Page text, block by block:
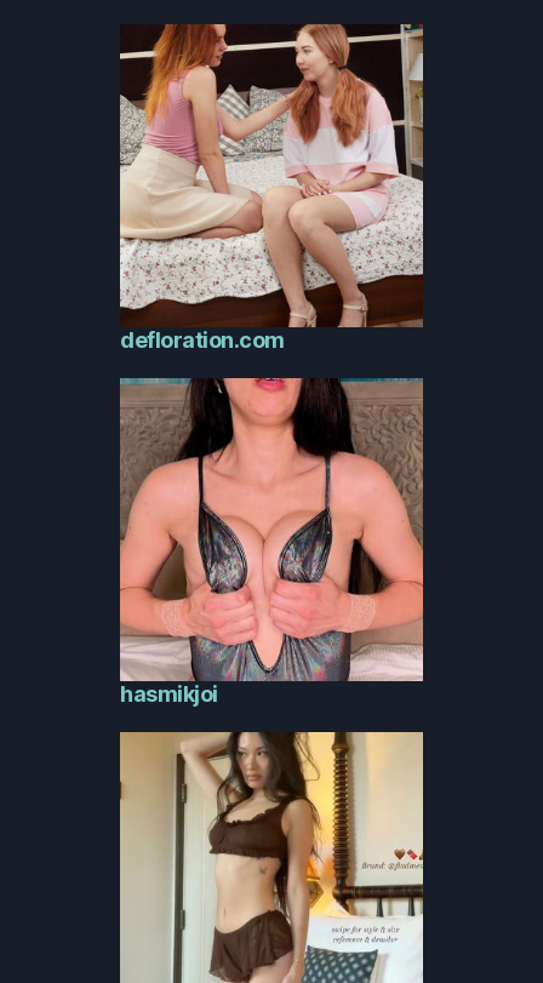
defloration.com
hasmikjoi